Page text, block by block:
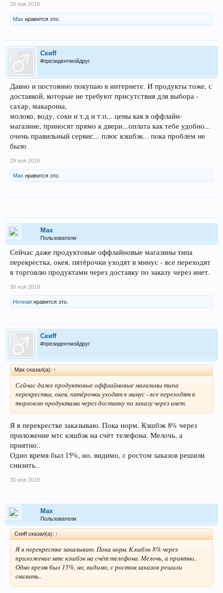
29 ноя 2019
Max нравится это.
Скиff
#президентмойдруг
Давно и постоянно покупаю в интернете. И продукты тоже, с
доставкой, которые не требуют присутствия для выбора -
сахар, макароны,
молоко, воду, соки и т.д и т.п... цены как в оффлайн-
магазине, приносят прямо к двери...оплата как тебе удобно...
очень правильный сервис... плюс кэшбэк... пока проблем не
было
29 ноя 2019
Max нравится это.
Max
Пользователи
Сейчас даже продуктовые оффлайновые магазины типа
перекрестка, окея, пятёрочки уходят в минус - все переходят
в торговлю продуктами через доставку по заказу через инет.
30 ноя 2019
Ночная нравится это.
Скиff
#президентмойдруг
Max сказал(а): ↑
Сейчас даже продуктовые оффлайновые магазины типа
перекрестка, окея, пятёрочки уходят в минус - все переходят в
торговлю продуктами через доставку по заказу через инет.
Я в перекрестке заказываю. Пока норм. Кэшбэк 8% через
приложение мтс кэшбэк на счёт телефона. Мелочь, а
приятно..
Одно время был 15%, но, видимо, с ростом заказов решили
снизить..
30 ноя 2019
Max
Пользователи
Скиff сказал(а): ↑
Я в перекрестке заказываю. Пока норм. Кэшбэк 8% через
приложение мтс кэшбэк на счёт телефона. Мелочь, а приятно..
Одно время был 15%, но, видимо, с ростом заказов решили
снизить..